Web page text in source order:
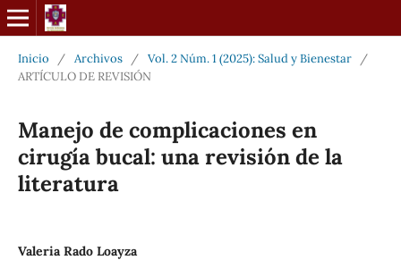
Inicio / Archivos / Vol. 2 Núm. 1 (2025): Salud y Bienestar
/
ARTÍCULO DE REVISIÓN
Manejo de complicaciones en
cirugía bucal: una revisión de la
literatura
Valeria Rado Loayza